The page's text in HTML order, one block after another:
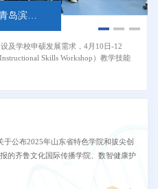
精研教学技能 赋能教师成长 青岛滨海学院成功举办ISW教学技能工作...
及学校申硕发展需求，4月10日-12
Skills Workshop）教学技能
筑牢安全防线 护航实践育人——我校召开实践教学安全工作专题会议
生安全防范意识，确保新学期各项实
我校在行政楼会议室隆重召开了学期
我校获省民办高校青年教师教学大赛双一等奖
第九届山东省民办高校青年教师教学
赛，均获本科文科思政组一等奖，学
公布2025年山东省特色学院和拔尖创
的齐鲁文化国际传播学院、数智健康护